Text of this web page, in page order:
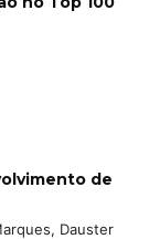
de
Dauster